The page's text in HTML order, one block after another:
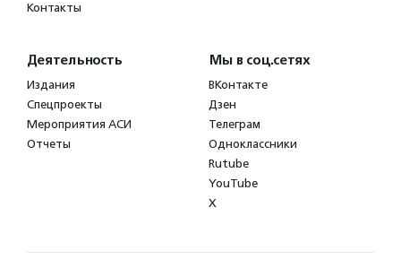
Контакты
Деятельность
Издания
Спецпроекты
Мероприятия АСИ
Отчеты
Мы в соц.сетях
ВКонтакте
Дзен
Телеграм
Одноклассники
Rutube
YouTube
X